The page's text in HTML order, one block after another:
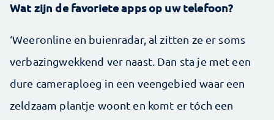
Wat zijn de favoriete apps op uw telefoon?
‘Weeronline en buienradar, al zitten ze er soms
verbazingwekkend ver naast. Dan sta je met een
dure cameraploeg in een veengebied waar een
zeldzaam plantje woont en komt er tóch een